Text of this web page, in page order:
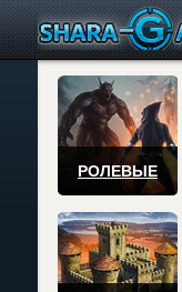
РОЛЕВЫЕ